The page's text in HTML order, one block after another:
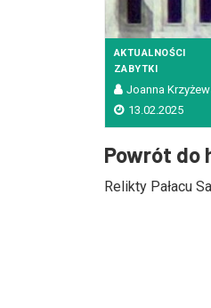
AKTUALNOŚCI
ZABYTKI
Joanna
13.02.2025
Powrót do
Relikty Pałacu